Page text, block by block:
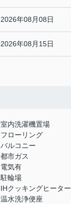
2026年08月08日
2026年08月15日
室内洗濯機置場
フローリング
バルコニー
都市ガス
電気有
駐輪場
IHクッキングヒーター
温水洗浄便座